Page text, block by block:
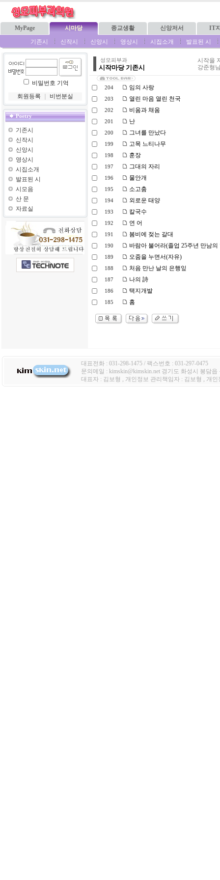
MyPage 시마당 종교생활 신앙저서
IT
기존시
신작시 신앙시 영상시 시집소개 발표된 시
비밀번호 기억
회원등록
비번분실
Poetry
기존시
신작시
신앙시
영상시
시집소개
발표된 시
시모음
산 문
자료실
성모피부과
시작마당 기존시
시작을
강준형
204 임의 사랑
203 열린 마음 열린 천국
202 비움과 채움
201 난
200 그녀를 만났다
199 고목 느티나무
198 훈장
197 그대의 자리
196 물안개
195 소고춤
194 외로운 태양
193 칼국수
192 연 어
191 봄비에 젖는 갈대
190 바람아 불어라(졸업 25주년 만남
189 오줌을 누면서(자유)
188 처음 만난 날의 은행잎
187 나의 詩
186 택지개발
185 홈
대표전화 : 031-298-1475 / 팩스번호 : 031-297-0475
문의메일 : kimskin@kimskin.net 경기도 화성시 봉담
대표자 : 김보형 , 개인정보 관리책임자 : 김보형 , 개